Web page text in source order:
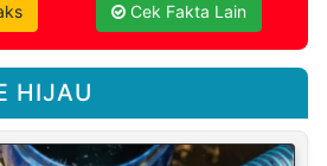
Cek Fakta Lain
HIJAU